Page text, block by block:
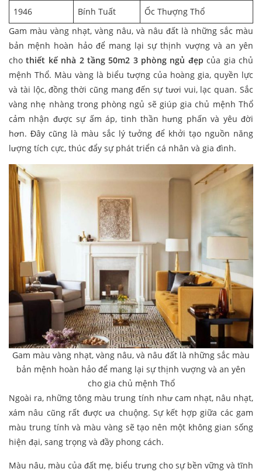
1946 Bính Tuất
Ốc Thượng Thổ
Gam màu vàng nhạt, vàng nâu, và nâu đất là những sắc màu
bản mệnh hoàn hảo để mang lại sự thịnh vượng và an yên
chothiết kế nhà 2 tầng 50m2 3 phòng ngủ đẹpcủa gia chủ
mệnh Thổ. Màu vàng là biểu tượng của hoàng gia, quyền lực
và tài lộc, đồng thời cũng mang đến sự tươi vui, lạc quan. Sắc
vàng nhẹ nhàng trong phòng ngủ sẽ giúp gia chủ mệnh Thổ
cảm nhận được sự ấm áp, tinh thần hưng phấn và yêu đời
hơn. Đây cũng là màu sắc lý tưởng để khởi tạo nguồn năng
lượng tích cực, thúc đẩy sự phát triển cá nhân và gia đình.
Gam màu vàng nhạt, vàng nâu, và nâu đất là những sắc màu
bản mệnh hoàn hảo để mang lại sự thịnh vượng và an yên
cho gia chủ mệnh Thổ
Ngoài ra, những tông màu trung tính như cam nhạt, nâu nhạt,
xám nâu cũng rất được ưa chuộng. Sự kết hợp giữa các gam
màu trung tính và màu vàng sẽ tạo nên một không gian sống
hiện đại, sang trọng và đầy phong cách.
Màu nâu, màu của đất mẹ, biểu trưng cho sự bền vững và tĩnh